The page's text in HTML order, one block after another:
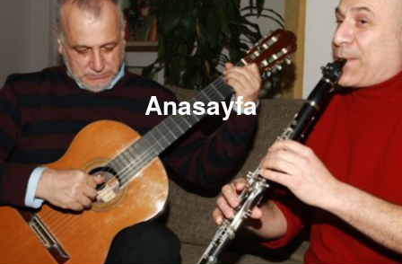
Anasayfa